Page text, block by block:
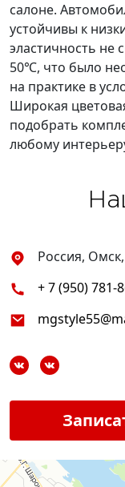
салоне.
устойчивы к
эластичность не
50℃, что было
на практике в
Широкая
подобрать
любому
Россия,
+ 7 (950) 781-